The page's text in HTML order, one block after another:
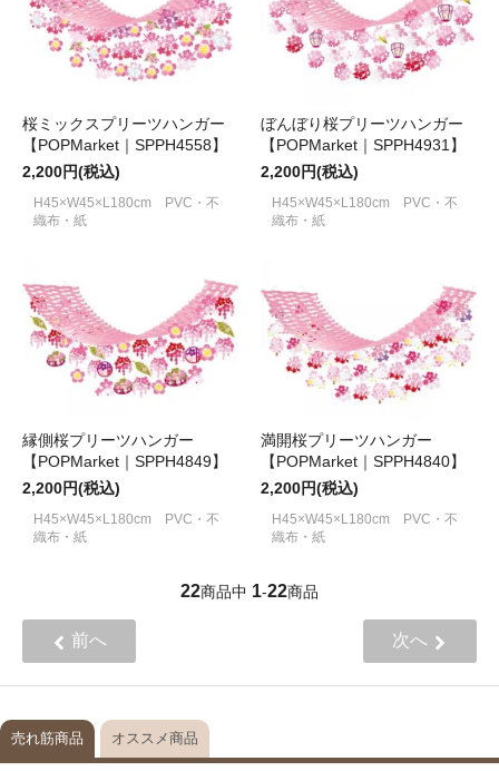
桜ミックスプリーツハンガー
【POPMarket｜SPPH4558】
2,200円(税込)
H45×W45×L180cm PVC・不
織布・紙
ぼんぼり桜プリーツハンガー
【POPMarket｜SPPH4931】
2,200円(税込)
H45×W45×L180cm PVC・不
織布・紙
縁側桜プリーツハンガー
【POPMarket｜SPPH4849】
2,200円(税込)
H45×W45×L180cm PVC・不
織布・紙
満開桜プリーツハンガー
【POPMarket｜SPPH4840】
2,200円(税込)
H45×W45×L180cm PVC・不
織布・紙
22商品中 1-22商品
前へ 次へ
売れ筋商品 オススメ商品